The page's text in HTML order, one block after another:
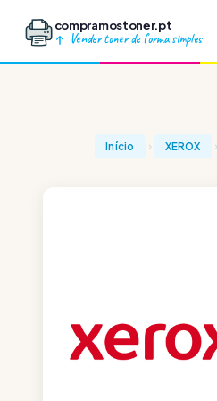
compramostoner.pt
Vender toner de forma simples
Início XEROX